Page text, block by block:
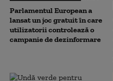
Parlamentul European a
lansat un joc gratuit în care
utilizatorii controlează o
campanie de dezinformare